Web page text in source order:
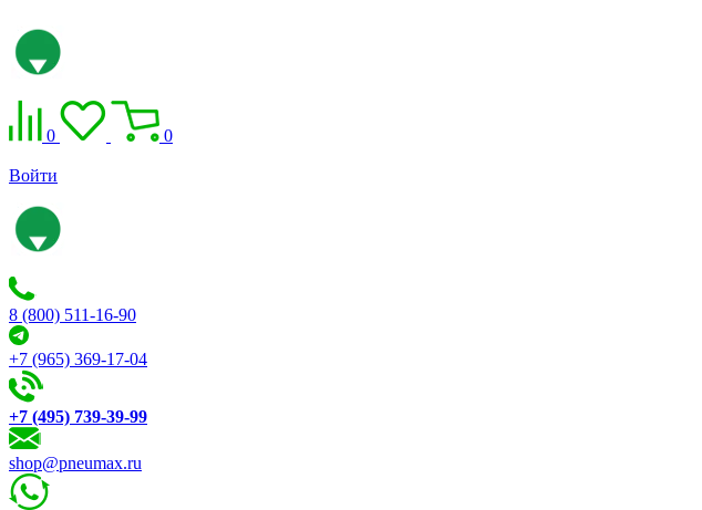
0 0
Войти
8 (800) 511-16-90
+7 (965) 369-17-04
+7 (495) 739-39-99
shop@pneumax.ru